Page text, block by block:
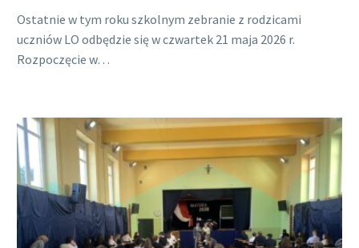
Ostatnie w tym roku szkolnym zebranie z rodzicami
uczniów LO odbędzie się w czwartek 21 maja 2026 r.
Rozpoczęcie w…